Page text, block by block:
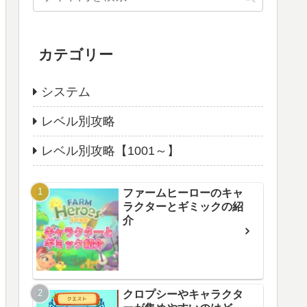
カテゴリー
システム
レベル別攻略
レベル別攻略【1001～】
ファームヒーローのキャ
ラクターとギミックの紹
介
クロプシーやキャラクタ